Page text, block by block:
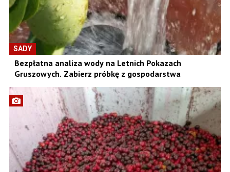
SADY
Bezpłatna analiza wody na Letnich Pokazach
Gruszowych. Zabierz próbkę z gospodarstwa